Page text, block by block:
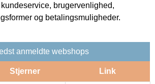
brugervenlighed,
og betalingsmuligheder.
anmeldte webshops
Stjerner Link